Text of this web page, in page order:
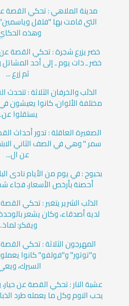
مدينة الملاهي : تحكي القصة
التي قامت بها "فلفل
وهذه
خضر يزرع شجرة : تحكي القصة
خضر ـ ذات يوم ـ إلى أحد
ثم زرع ...
الذئب والخرفان الثلاثة :
مختلفة الألوان، كانوا يعيشون
يستقلوا
الصغيرة العاقلة : تدور أحداث
سمر " وهي في الصف الثاني
عن ال...
بحبوح : في يوم من الأيام نادى
أحصنة بأرخص الأسعار، فجاء
الذئب الشرير يتغير : تحكي
لديه أصدقاء، وكان يشعر
ويفكر:
المهرجون الثلاثة : تحكي
و"توتور" و"فولفو" كانوا
السيرك،
عشبة النار : تحكي القصة عن
يحب النوم وكل ما يعمله طرد